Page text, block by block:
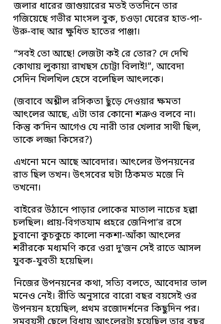
জলার ধারের জাগুয়ারের মতই ততদিনে তার
গজিয়েছে গভীর মাংসল বুক, চওড়া ঘেরের হাত-পা-
উরু-বাহু আর ক্ষুধিত হাতের পাঞ্জা।
“সবই তো আছে! লেজটা কই রে তোর? দে দেখি
কোথায় লুকায়া রাখছস চোট্টা বিলাই!”, আবেদা
সেদিন খিলখিল হেসে বলেছিল আৎলকে।
(জবাবে অশ্লীল রসিকতা ছুঁড়ে দেওয়ার ক্ষমতা
আৎলের আছে, এটা তার কোনো শত্রুও বলবে না।
কিন্তু ক’দিন আগেও যে নারী তার খেলার সাথী ছিল,
তাকে লজ্জা কিসের?)
এখনো মনে আছে আবেদার। আৎলের উপনয়নের
রাত ছিল তখন। উৎসবের ঘটা ঠিকমত মজে নি
তখনো।
বাইরের উঠানে পাড়ার লোকের মাতাল নাচের হল্লা
চলছিল। প্রায়-বিগতযাম প্রহরে জেনিপা’র রসে
চুবানো কুচকুচে কালো নকশা-আঁকা আৎলের
শরীরকে মধ্যমণি করে ওরা দু’জন সেই রাতে আসল
যুবক-যুবতী হয়েছিল।
নিজের উপনয়নের কথা, সত্যি বলতে, আবেদার ভাল
মনেও নেই। রীতি অনুসারে বারো বছর বয়সেই ওর
উপনয়ন হয়েছিল, প্রথম রজোদর্শনের কিছুদিন পর।